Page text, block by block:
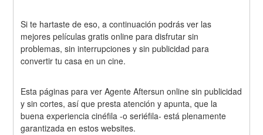
Si te hartaste de eso, a continuación podrás ver las
mejores películas gratis online para disfrutar sin
problemas, sin interrupciones y sin publicidad para
convertir tu casa en un cine.
Esta páginas para ver Agente Aftersun online sin publicidad
y sin cortes, así que presta atención y apunta, que la
buena experiencia cinéfila -o seriéfila- está plenamente
garantizada en estos websites.